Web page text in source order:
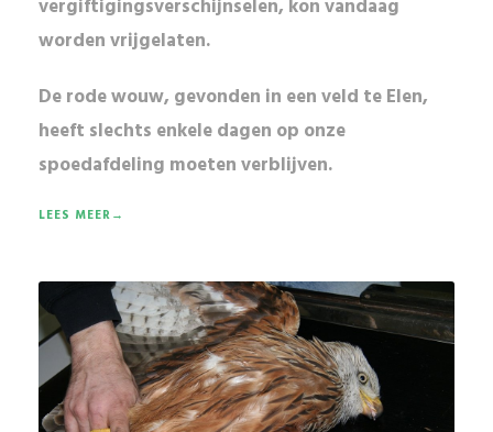
vergiftigingsverschijnselen, kon vandaag
worden vrijgelaten.
Derode wouw, gevonden in een veld te Elen,
heeft slechts enkele dagen op onze
spoedafdeling moeten verblijven.
LEES MEER→